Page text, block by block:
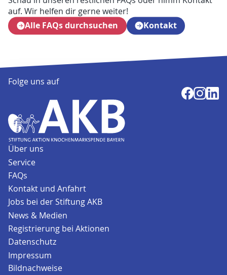
auf. Wir helfen dir gerne weiter!
Alle FAQs durchsuchen Kontakt
Folge uns auf
Über uns
Service
FAQs
Kontakt und Anfahrt
Jobs bei der Stiftung AKB
News & Medien
Registrierung bei Aktionen
Datenschutz
Impressum
Bildnachweise